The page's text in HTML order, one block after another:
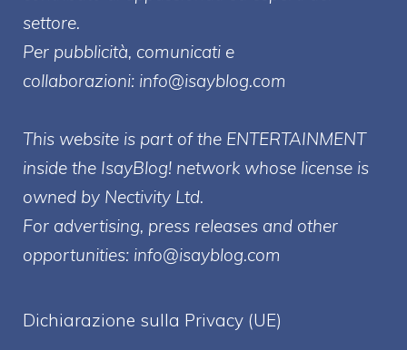
settore.
Per pubblicità, comunicati e
collaborazioni: info@isayblog.com
This website is part of the ENTERTAINMENT
inside the IsayBlog! network whose license is
owned by Nectivity Ltd.
For advertising, press releases and other
opportunities: info@isayblog.com
Dichiarazione sulla Privacy (UE)